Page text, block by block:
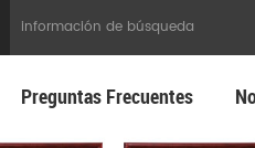
Preguntas Frecuentes